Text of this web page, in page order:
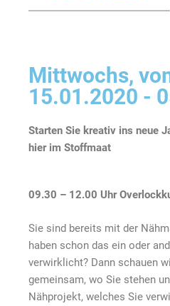
Mittwochs,
15.01.2020 -
Starten Sie kreativ ins neue
hier im Stoffmaat
09.30 – 12.00 Uhr
Sie sind bereits mit der
haben schon das ein oder
verwirklicht? Dann schauen
gemeinsam, wo Sie stehen
Nähprojekt, welches Sie